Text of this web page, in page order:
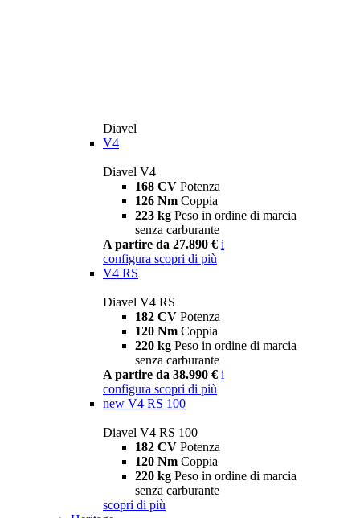
Diavel
V4
Diavel V4
168 CV Potenza
126 Nm Coppia
223 kg Peso in ordine di marcia
senza carburante
A partire da 27.890 € i
configura scopri di più
V4 RS
Diavel V4 RS
182 CV Potenza
120 Nm Coppia
220 kg Peso in ordine di marcia
senza carburante
A partire da 38.990 € i
configura scopri di più
new V4 RS 100
Diavel V4 RS 100
182 CV Potenza
120 Nm Coppia
220 kg Peso in ordine di marcia
senza carburante
scopri di più